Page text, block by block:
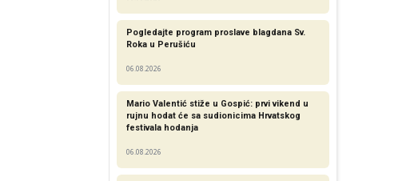
Pogledajte program proslave blagdana Sv.
Roka u Perušiću
06.08.2026
Mario Valentić stiže u Gospić: prvi vikend u
rujnu hodat će sa sudionicima Hrvatskog
festivala hodanja
06.08.2026